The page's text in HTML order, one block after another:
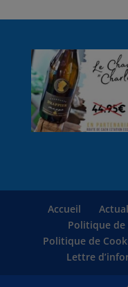
Accueil
Politique de
Politique de
Lettre